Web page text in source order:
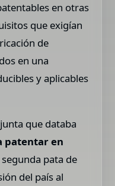
en otras
que exigían
de
en una
y aplicables
que databa
patentar en
pata de
del país al